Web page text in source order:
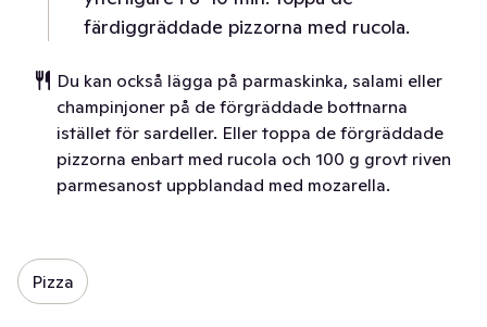
färdiggräddade pizzorna med rucola.
Du kan också lägga på parmaskinka, salami eller
champinjoner på de förgräddade bottnarna
istället för sardeller. Eller toppa de förgräddade
pizzorna enbart med rucola och 100 g grovt riven
parmesanost uppblandad med mozarella.
Pizza